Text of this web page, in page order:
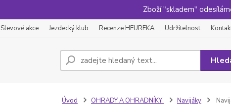
Zboží "skladem"
Slevové akce Jezdecký klub Recenze HEUREKA Udržitelnost
Úvod OHRADY A OHRADNÍKY Navijáky